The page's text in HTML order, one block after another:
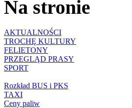
Na stronie
AKTUALNOŚCI
TROCHĘ KULTURY
FELIETONY
PRZEGLĄD PRASY
SPORT
Rozkład BUS i PKS
TAXI
Ceny paliw